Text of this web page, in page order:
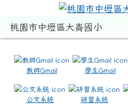
桃園市中壢區大崙國小
教師Gmail 學生Gmail
公文系統 研習系統